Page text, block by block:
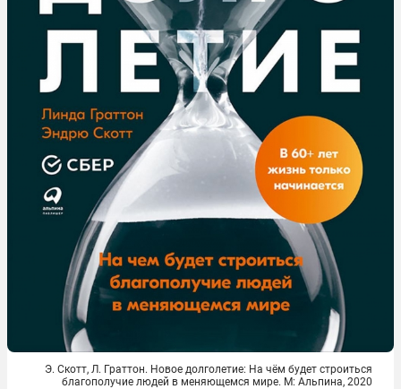
Э. Скотт, Л. Граттон. Новое долголетие: На чём будет строиться
благополучие людей в меняющемся мире. М: Альпина, 2020